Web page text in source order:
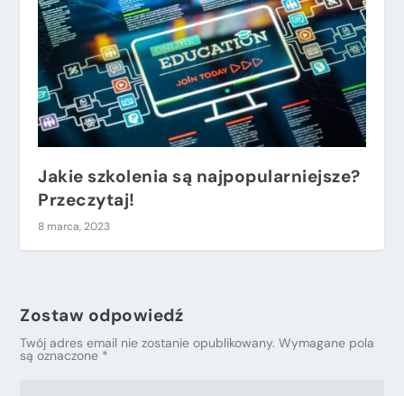
Jakie szkolenia są najpopularniejsze?
Przeczytaj!
8 marca, 2023
Zostaw odpowiedź
Twój adres email nie zostanie opublikowany. Wymagane pola
są oznaczone *